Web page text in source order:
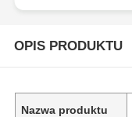
OPIS PRODUKTU
Nazwa produktu